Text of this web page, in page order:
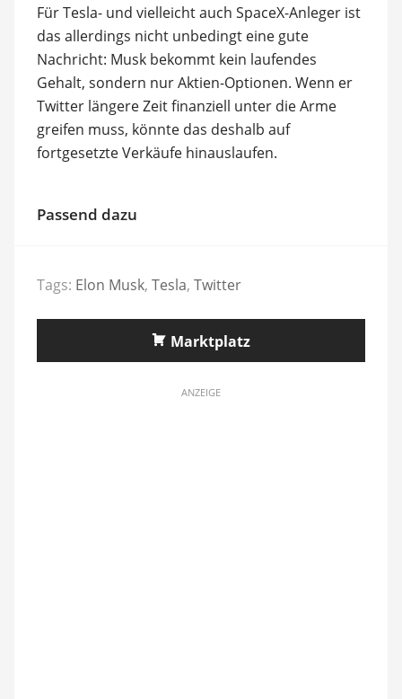
Für Tesla- und vielleicht auch SpaceX-Anleger ist
das allerdings nicht unbedingt eine gute
Nachricht: Musk bekommt kein laufendes
Gehalt, sondern nur Aktien-Optionen. Wenn er
Twitter längere Zeit finanziell unter die Arme
greifen muss, könnte das deshalb auf
fortgesetzte Verkäufe hinauslaufen.
Passend dazu
Tags: Elon Musk, Tesla, Twitter
Marktplatz
ANZEIGE